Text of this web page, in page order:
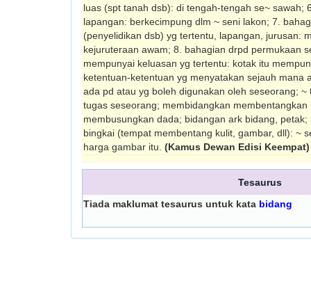
luas (spt tanah dsb): di tengah-tengah se~ sawah;
lapangan: berkecimpung dlm ~ seni lakon; 7.
(penyelidikan dsb) yg tertentu, lapangan, jurusan:
kejuruteraan awam; 8. bahagian drpd permukaan
mempunyai keluasan yg tertentu: kotak itu
ketentuan-ketentuan yg menyatakan sejauh mana
ada pd atau yg boleh digunakan oleh seseorang;
tugas seseorang; membidangkan
membusungkan dada; bidangan ark bidang,
bingkai (tempat membentang kulit, gambar, dll): ~
harga gambar itu. (Kamus Dewan Edisi Keempat)
Tesaurus
Tiada maklumat tesaurus untuk kata bidang